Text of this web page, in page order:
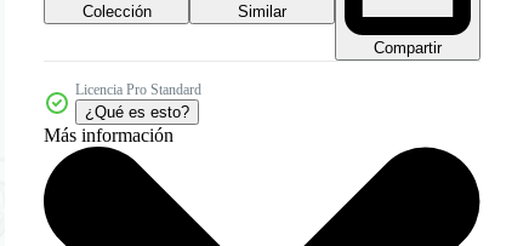
Colección
Similar
Compartir
Licencia Pro Standard
¿Qué es esto?
Más información